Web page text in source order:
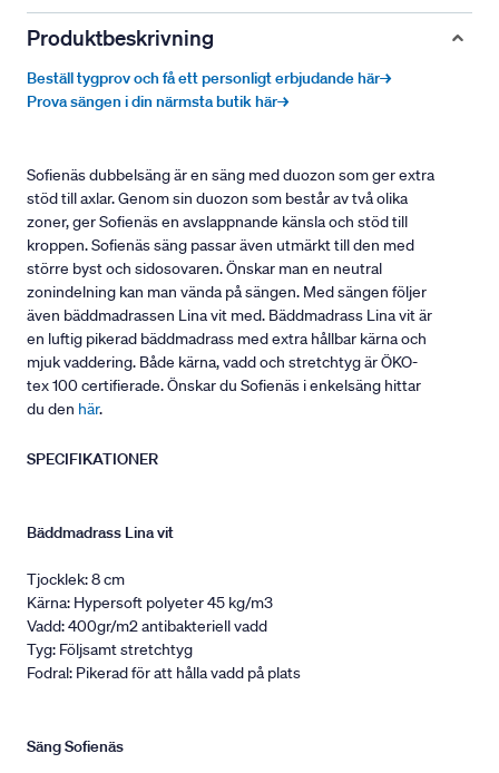
Produktbeskrivning
Beställ tygprov och få ett personligt erbjudande här→
Prova sängen i din närmsta butik här→
Sofienäs dubbelsäng är en säng med duozon som ger extra
stöd till axlar. Genom sin duozon som består av två olika
zoner, ger Sofienäs en avslappnande känsla och stöd till
kroppen. Sofienäs säng passar även utmärkt till den med
större byst och sidosovaren. Önskar man en neutral
zonindelning kan man vända på sängen. Med sängen följer
även bäddmadrassen Lina vit med. Bäddmadrass Lina vit är
en luftig pikerad bäddmadrass med extra hållbar kärna och
mjuk vaddering. Både kärna, vadd och stretchtyg är ÖKO-
tex 100 certifierade. Önskar du Sofienäs i enkelsäng hittar
du den här.
SPECIFIKATIONER
Bäddmadrass Lina vit
Tjocklek: 8 cm
Kärna: Hypersoft polyeter 45 kg/m3
Vadd: 400gr/m2 antibakteriell vadd
Tyg: Följsamt stretchtyg
Fodral: Pikerad för att hålla vadd på plats
Säng Sofienäs